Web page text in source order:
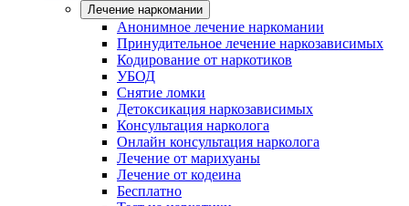
Лечение наркомании
Анонимное лечение наркомании
Принудительное лечение наркозависимых
Кодирование от наркотиков
УБОД
Снятие ломки
Детоксикация наркозависимых
Консультация нарколога
Онлайн консультация нарколога
Лечение от марихуаны
Лечение от кодеина
Бесплатно